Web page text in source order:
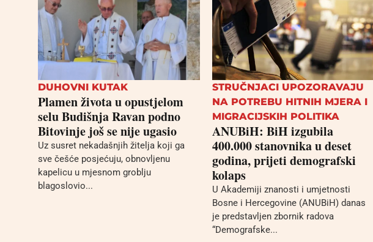
DUHOVNI KUTAK
Plamen života u opustjelom
selu Budišnja Ravan podno
Bitovinje još se nije ugasio
Uz susret nekadašnjih žitelja koji ga
sve češće posjećuju, obnovljenu
kapelicu u mjesnom groblju
blagoslovio...
STRUČNJACI UPOZORAVAJU
NA POTREBU HITNIH MJERA I
MIGRACIJSKIH POLITIKA
ANUBiH: BiH izgubila
400.000 stanovnika u deset
godina, prijeti demografski
kolaps
U Akademiji znanosti i umjetnosti
Bosne i Hercegovine (ANUBiH) danas
je predstavljen zbornik radova
“Demografske...